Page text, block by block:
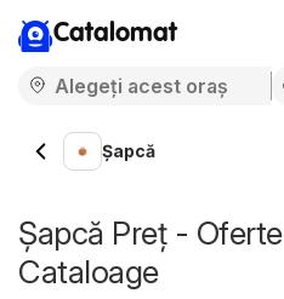
Catalomat
Șapcă
Șapcă Preț -
Cataloage